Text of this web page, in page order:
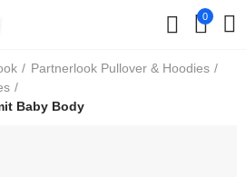
0
Partnerlook Pullover & Hoodies
Baby Body